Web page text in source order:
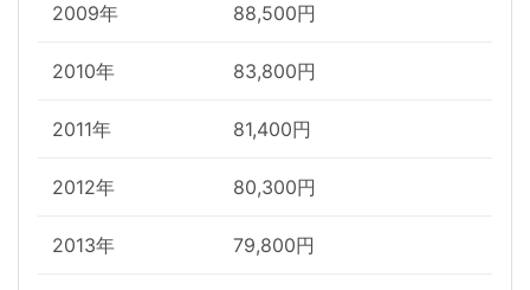
2009年 88,500円
2010年 83,800円
2011年 81,400円
2012年 80,300円
2013年 79,800円